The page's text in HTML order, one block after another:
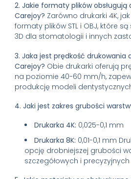
2. Jakie formaty plików obsługują
Carejoy? Zarówno drukarki 4K,
formaty plików STL i OBJ, które
3D dla stomatologii i innych
3. Jaka jest prędkość drukowania
Carejoy? Obie drukarki oferują
na poziomie 40-60 mm/h,
produkcję modeli
4. Jaki jest zakres grubości
Drukarka 4K: 0,025-0,1 mm
Drukarka 8K: 0,01-0,1 mm
opcję drobniejszej grubości
szczegółowych i